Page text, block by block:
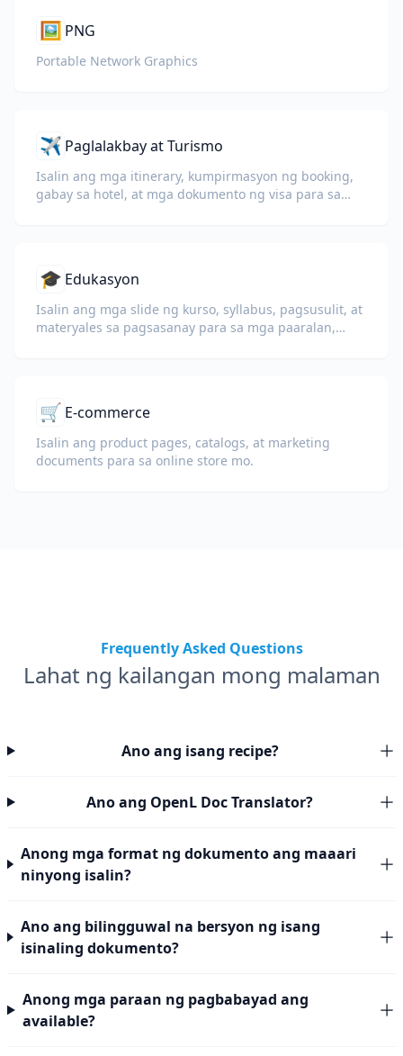
🖼️ PNG
Portable Network Graphics
✈️ Paglalakbay at Turismo
Isalin ang mga itinerary, kumpirmasyon ng booking,
gabay sa hotel, at mga dokumento ng visa para sa
🎓 Edukasyon
Isalin ang mga slide ng kurso, syllabus, pagsusulit, at
materyales sa pagsasanay para sa mga paaralan,
🛒 E-commerce
Isalin ang product pages, catalogs, at marketing
documents para sa online store mo.
Frequently Asked Questions
Lahat ng kailangan mong malaman
Ano ang isang recipe?
Ano ang OpenL Doc Translator?
Anong mga format ng dokumento ang maaari
ninyong isalin?
Ano ang bilingguwal na bersyon ng isang
isinaling dokumento?
Anong mga paraan ng pagbabayad ang
available?